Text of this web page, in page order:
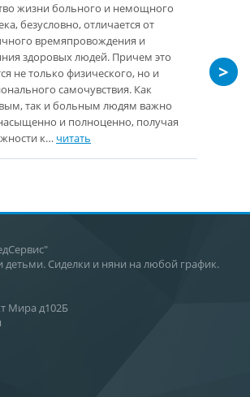
жизни больного и немощного
безусловно, отличается от
времяпровождения и
здоровых людей. Причем это
не только физического, но и
самочувствия. Как
так и больным людям важно
и полноценно, получая
к… читать
>
Сиделки и няни на любой график.
Мира д102Б